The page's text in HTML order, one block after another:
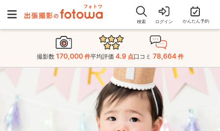
検索 ログイン かんたん予約
撮影数 170,000 件平均評価 4.9 点口コミ 78,664 件